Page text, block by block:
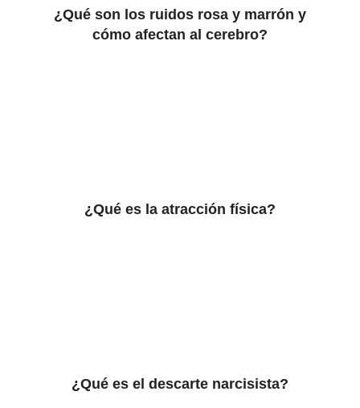
¿Qué son los ruidos rosa y marrón y
cómo afectan al cerebro?
¿Qué es la atracción física?
¿Qué es el descarte narcisista?